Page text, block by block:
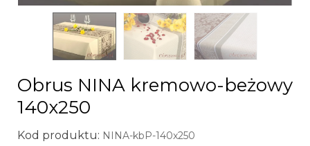
Obrus NINA kremowo-beżowy
140x250
Kod produktu: NINA-kbP-140x250